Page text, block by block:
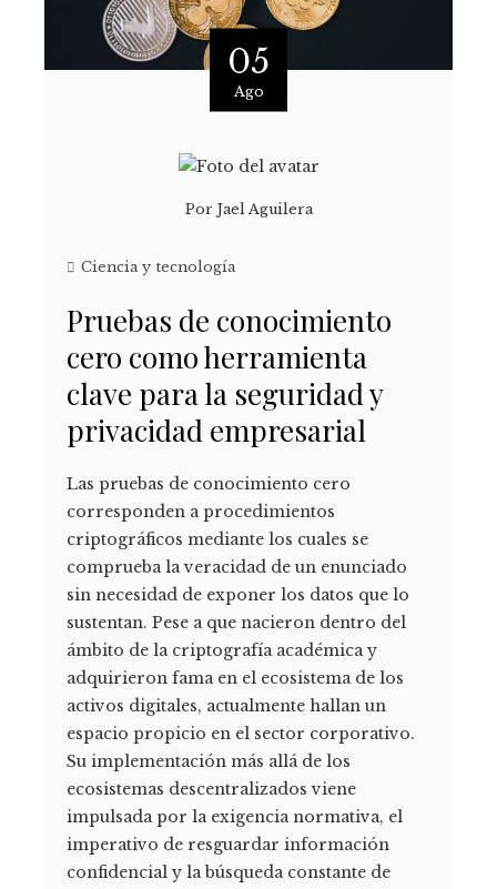
05
Ago
Por Jael Aguilera
Ciencia y tecnología
Pruebas de conocimiento
cero como herramienta
clave para la seguridad y
privacidad empresarial
Las pruebas de conocimiento cero
corresponden a procedimientos
criptográficos mediante los cuales se
comprueba la veracidad de un enunciado
sin necesidad de exponer los datos que lo
sustentan. Pese a que nacieron dentro del
ámbito de la criptografía académica y
adquirieron fama en el ecosistema de los
activos digitales, actualmente hallan un
espacio propicio en el sector corporativo.
Su implementación más allá de los
ecosistemas descentralizados viene
impulsada por la exigencia normativa, el
imperativo de resguardar información
confidencial y la búsqueda constante de